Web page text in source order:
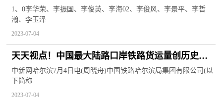
1、0李华荣、李振国、李俊英、李海02、李俊风、李景平、李哲
瀚、李玉泽
2023-07-04
天天视点！中国最大陆路口岸铁路货运量创历史新
高
中新网哈尔滨7月4日电(周晓舟)中国铁路哈尔滨局集团有限公司(以
下简称
2023-07-04